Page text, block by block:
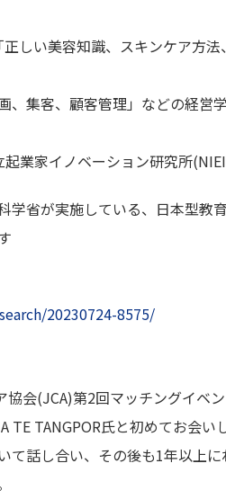
しい美容知識、スキンケア方
、集客、顧客管理」などの経営
業家イノベーション研究所
学省が実施している、日本型
20230724-8575/
会(JCA)第2回マッチングイベ
TANGPOR氏と初めてお会い
て話し合い、その後も1年以上